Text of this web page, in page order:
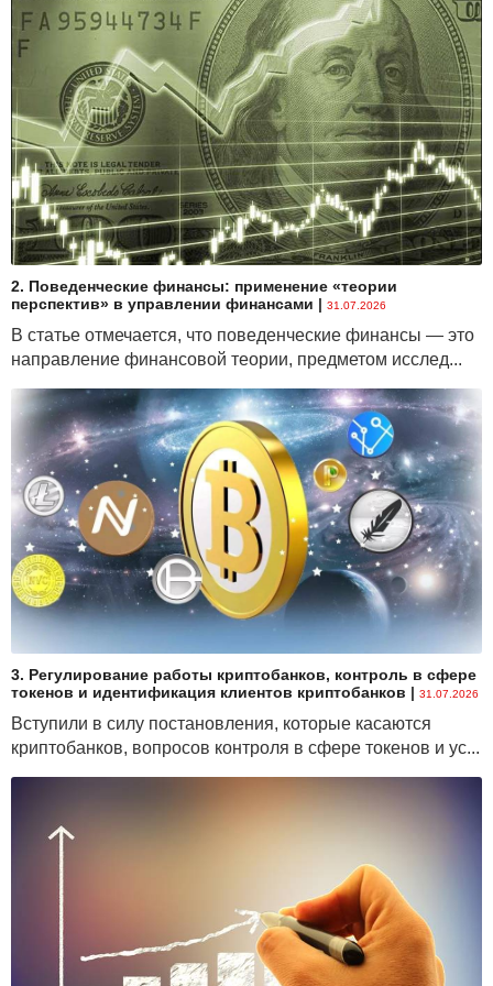
2. Поведенческие финансы: применение «теории
перспектив» в управлении финансами | 31.07.2026
В статье отмечается, что поведенческие финансы — это
направление финансовой теории, предметом исслед...
3. Регулирование работы криптобанков, контроль в сфере
токенов и идентификация клиентов криптобанков | 31.07.2026
Вступили в силу постановления, которые касаются
криптобанков, вопросов контроля в сфере токенов и ус...